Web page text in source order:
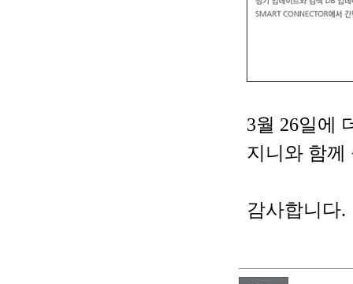
3월 26일에
지니와 함께
감사합니다.